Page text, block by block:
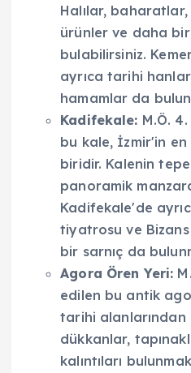
Halılar,
ürünler ve daha
bulabilirsiniz.
ayrıca tarihi
hamamlar da
Kadifekale: M.Ö.
bu kale, İzmir'in en
biridir. Kalenin
panoramik
Kadifekale'de
tiyatrosu ve
bir sarnıç da
Agora Ören Yeri:
edilen bu antik
tarihi
dükkanlar,
kalıntıları